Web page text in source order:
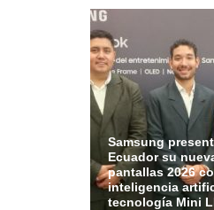
Samsung
Ecuador su
pantallas 2026
inteligencia
tecnología Mini